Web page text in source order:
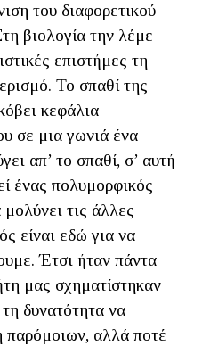
του διαφορετικού
βιολογία την λέμε
επιστήμες τη
Το σπαθί της
κεφάλια
σε μια γωνιά ένα
απ’ το σπαθί, σ’ αυτή
ένας πολυμορφικός
τις άλλες
είναι εδώ για να
Έτσι ήταν πάντα
μας σχηματίστηκαν
δυνατότητα να
παρόμοιων, αλλά ποτέ